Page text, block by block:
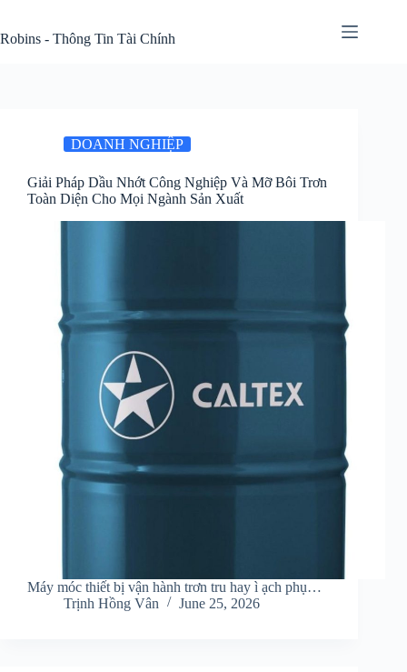
content
Robins - Thông Tin Tài Chính
DOANH NGHIỆP
Giải Pháp Dầu Nhớt Công Nghiệp Và Mỡ Bôi Trơn
Toàn Diện Cho Mọi Ngành Sản Xuất
Máy móc thiết bị vận hành trơn tru hay ì ạch phụ…
Trịnh Hồng Vân
June 25, 2026